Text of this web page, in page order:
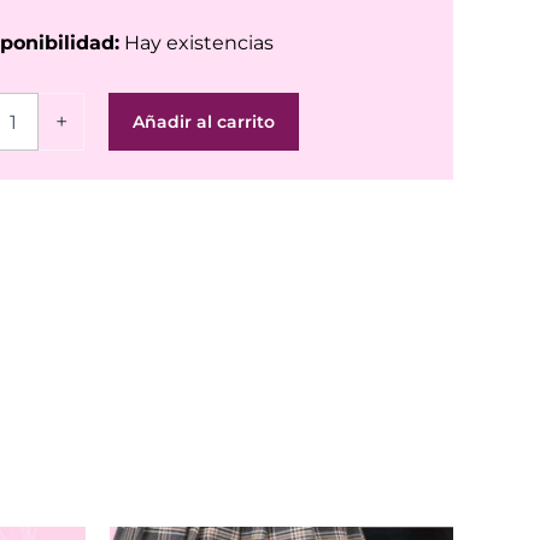
Hay existencias
+ Añadir al carrito